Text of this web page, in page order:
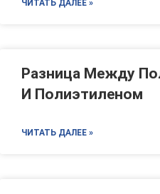
ЧИТАТЬ ДАЛЕЕ »
Разница Между
И Полиэтиленом
ЧИТАТЬ ДАЛЕЕ »